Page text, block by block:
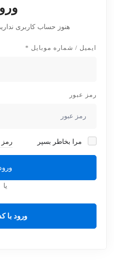
هنوز حساب کاربری
ایمیل / شماره موبایل *
رمز عبور
مرا بخاطر بسپر رمز
یا